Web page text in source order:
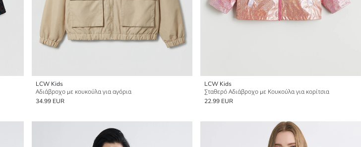
LCW Kids
Αδιάβροχο με κουκούλα για αγόρια
34.99 EUR
LCW Kids
Σταθερό Αδιάβροχο με Κουκούλα για κορίτσια
22.99 EUR